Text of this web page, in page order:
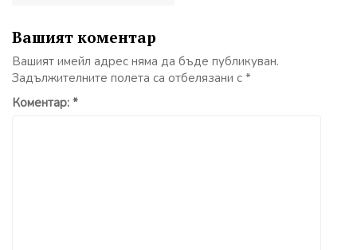
Вашият коментар
Вашият имейл адрес няма да бъде публикуван.
Задължителните полета са отбелязани с *
Коментар: *